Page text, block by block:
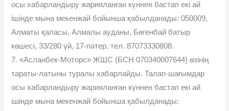
осы хабарландыру жарияланған күннен бастап екі ай
ішінде мына мекенжай бойынша қабылданады: 050009,
Алматы қаласы, Алмалы ауданы, Бөгенбай батыр
көшесі, 33/280 үй, 17-пəтер, тел. 87073330808.
7. «Асланбек-Моторс» ЖШС (БСН 070340007644) өзінің
тараты-латыны туралы хабарлайды. Талап-шағымдар
осы хабарландыру жарияланған күннен бастап екі ай
ішінде мына мекенжай бойынша қабылданады: